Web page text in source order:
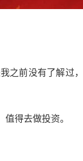
之前没有了解过
得去做投资。